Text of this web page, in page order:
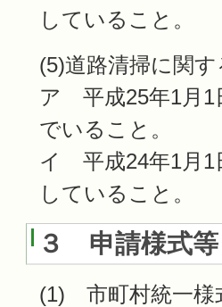
していること。
(5)道路清掃に関
ア 平成25年1月1
でいること。
イ 平成24年1月1
していること。
３ 申請様式等
(1) 市町村統一様